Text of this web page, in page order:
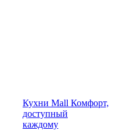
Кухни Mall Комфорт,
доступный
каждому